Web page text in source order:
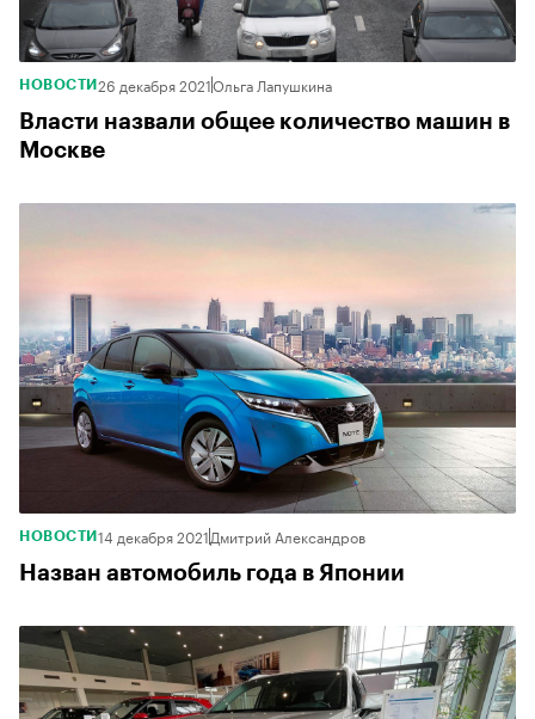
НОВОСТИ 26 декабря 2021Ольга Лапушкина
Власти назвали общее количество машин в
Москве
НОВОСТИ 14 декабря 2021Дмитрий Александров
Назван автомобиль года в Японии